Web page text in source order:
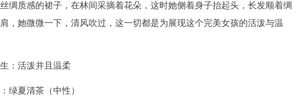
绸质感的裙子，在林间采摘着花朵，这时她侧着身子抬起头，长发顺着绸
，她微微一下，清风吹过，这一切都是为展现这个完美女孩的活泼与温
：活泼并且温柔
绿夏清茶（中性）